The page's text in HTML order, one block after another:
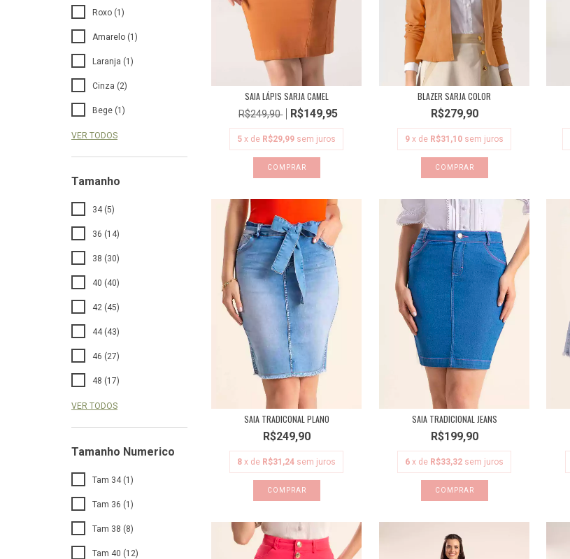
Roxo (1)
Amarelo (1)
Laranja (1)
Cinza (2)
Bege (1)
VER TODOS
Tamanho
34 (5)
36 (14)
38 (30)
40 (40)
42 (45)
44 (43)
46 (27)
48 (17)
VER TODOS
Tamanho Numerico
Tam 34 (1)
Tam 36 (1)
Tam 38 (8)
Tam 40 (12)
SAIA LÁPIS SARJA CAMEL
R$249,90 R$149,95
5 x de R$29,99 sem juros
COMPRAR
BLAZER SARJA COLOR
R$279,90
9 x de R$31,10 sem juros
COMPRAR
SAIA TRADICONAL PLANO
R$249,90
8 x de R$31,24 sem juros
COMPRAR
SAIA TRADICIONAL JEANS
R$199,90
6 x de R$33,32 sem juros
COMPRAR